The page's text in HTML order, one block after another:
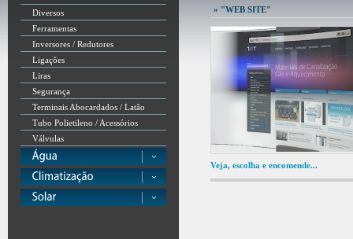
Diversos
Ferramentas
Inversores / Redutores
Ligações
Liras
Segurança
Terminais Abocardados / Latão
Tubo Polietileno / Acessórios
Válvulas
» "WEB SITE"
Veja, escolha e encomende...